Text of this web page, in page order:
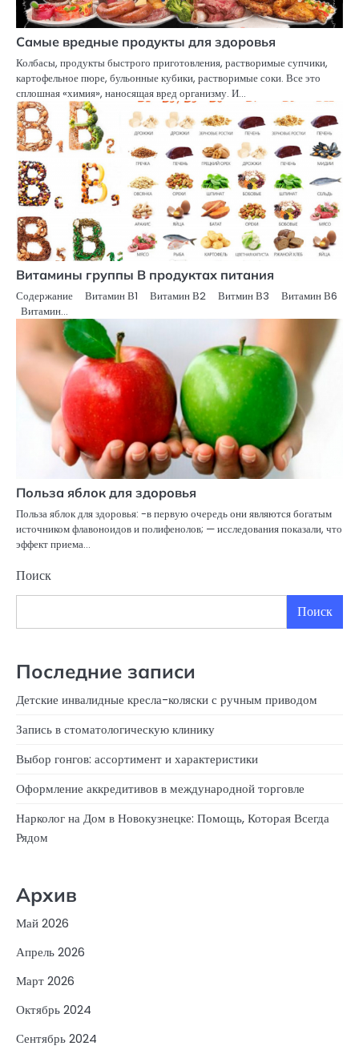
Самые вредные продукты для здоровья
Колбасы, продукты быстрого приготовления, растворимые супчики,
картофельное пюре, бульонные кубики, растворимые соки. Все это
сплошная «химия», наносящая вред организму. И…
Витамины группы В продуктах питания
Содержание Витамин В1 Витамин В2 Витмин В3 Витамин В6
Витамин…
Польза яблок для здоровья
Польза яблок для здоровья: -в первую очередь они являются богатым
источником флавоноидов и полифенолов; — исследования показали, что
эффект приема…
Поиск
Поиск
Последние записи
Детские инвалидные кресла-коляски с ручным приводом
Запись в стоматологическую клинику
Выбор гонгов: ассортимент и характеристики
Оформление аккредитивов в международной торговле
Нарколог на Дом в Новокузнецке: Помощь, Которая Всегда
Рядом
Архив
Май 2026
Апрель 2026
Март 2026
Октябрь 2024
Сентябрь 2024